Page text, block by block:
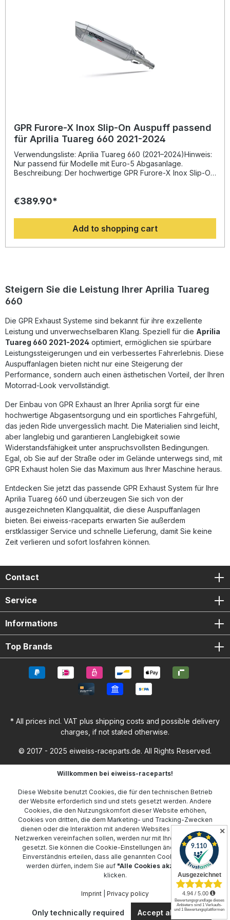
entsprechende Zubehör. Homologated slip-on exhaust
including removable db killer and link pipeZulassung:
YesLieferzeit: ca. 14 Tage
GPR Furore-X Inox Slip-On Auspuff passend
für Aprilia Tuareg 660 2021-2024
Verwendungsliste: Aprilia Tuareg 660 (2021–2024)Hinweis:
Nur passend für Modelle mit Euro-5 Abgasanlage.
Beschreibung: Der hochwertige GPR Furore-X Inox Slip-On
langjähriger Erfahrung im Motorradrennsport, steigert
die Motorleistung, während das Gewicht im Vergleich zur
Serienanlage deutlich reduziert wird. Das Ergebnis ist ein
sportlich-dynamisches Fahrgefühl mit verbessertem
Klangbild – natürlich homologiert und somit
eine optimale Passgenauigkeit und Leistungsausbeute zu
gewährleisten. Hergestellt in Italien steht GPR für geprüfte
Qualität und herausragende Verarbeitung.Der integrierte
Klang je nach persönlicher Präferenz anzupassen. Mit
seinem edlen Inox-Design setzt der Schalldämpfer zudem
optisch markante Akzente an Ihrem Motorrad.
Homologierter Slip-On Auspuff mit herausnehmbarem dB-
Killer Leichte Edelstahlkonstruktion für Gewichtsersparnis
Sportliche Soundcharakteristik mit verbessertem Durchzug
Plug-and-Play Installation inklusive Halterungen und
Zubehör Hergestellt in Italien – geprüfte Qualität von GPR
Halterungen und Montagematerial Herausnehmbarer dB-
Killer Montageanleitung
€389.90*
Add to shopping cart
Steigern Sie die Leistung Ihrer Aprilia Tuareg
660
Die GPR Exhaust Systeme sind bekannt für ihre exzellente
Leistung und unverwechselbaren Klang. Speziell für die Aprilia
Tuareg 660 2021-2024 optimiert, ermöglichen sie spürbare
Leistungssteigerungen und ein verbessertes Fahrerlebnis. Diese
Auspuffanlagen bieten nicht nur eine Steigerung der
Performance, sondern auch einen ästhetischen Vorteil, der Ihren
Motorrad-Look vervollständigt.
Der Einbau von GPR Exhaust an Ihrer Aprilia sorgt für eine
hochwertige Abgasentsorgung und ein sportliches Fahrgefühl,
das jeden Ride unvergesslich macht. Die Materialien sind leicht,
aber langlebig und garantieren Langlebigkeit sowie
Widerstandsfähigkeit unter anspruchsvollsten Bedingungen.
Egal, ob Sie auf der Straße oder im Gelände unterwegs sind, mit
GPR Exhaust holen Sie das Maximum aus Ihrer Maschine heraus.
Entdecken Sie jetzt das passende GPR Exhaust System für Ihre
Aprilia Tuareg 660 und überzeugen Sie sich von der
ausgezeichneten Klangqualität, die diese Auspuffanlagen
bieten. Bei eiweiss-raceparts erwarten Sie außerdem
erstklassiger Service und schnelle Lieferung, damit Sie keine
Zeit verlieren und sofort losfahren können.
Contact
Service
Informations
Top Brands
* All prices incl. VAT plus shipping costs and possible delivery
charges, if not stated otherwise.
© 2017 - 2025 eiweiss-raceparts.de. All Rights Reserved.
Willkommen bei eiweiss-raceparts!
Diese Website benutzt Cookies, die für den technischen Betrieb
der Website erforderlich sind und stets gesetzt werden. Andere
Cookies, die den Nutzungskomfort dieser Website erhöhen,
Cookies von dritten, die dem Marketing- und Tracking-Zwecken
dienen oder die Interaktion mit anderen Websites und sozialen
Netzwerken vereinfachen sollen, werden nur mit Ihrer Zustimmung
gesetzt. Sie können die Cookie-Einstellungen ändern oder Ihr
Einverständnis erteilen, dass alle genannten Cookies gesetzt
werden dürfen, indem Sie auf "Alle Cookies akzeptieren"
klicken.
Imprint Privacy policy
Only technically required Accept all cookies
✕